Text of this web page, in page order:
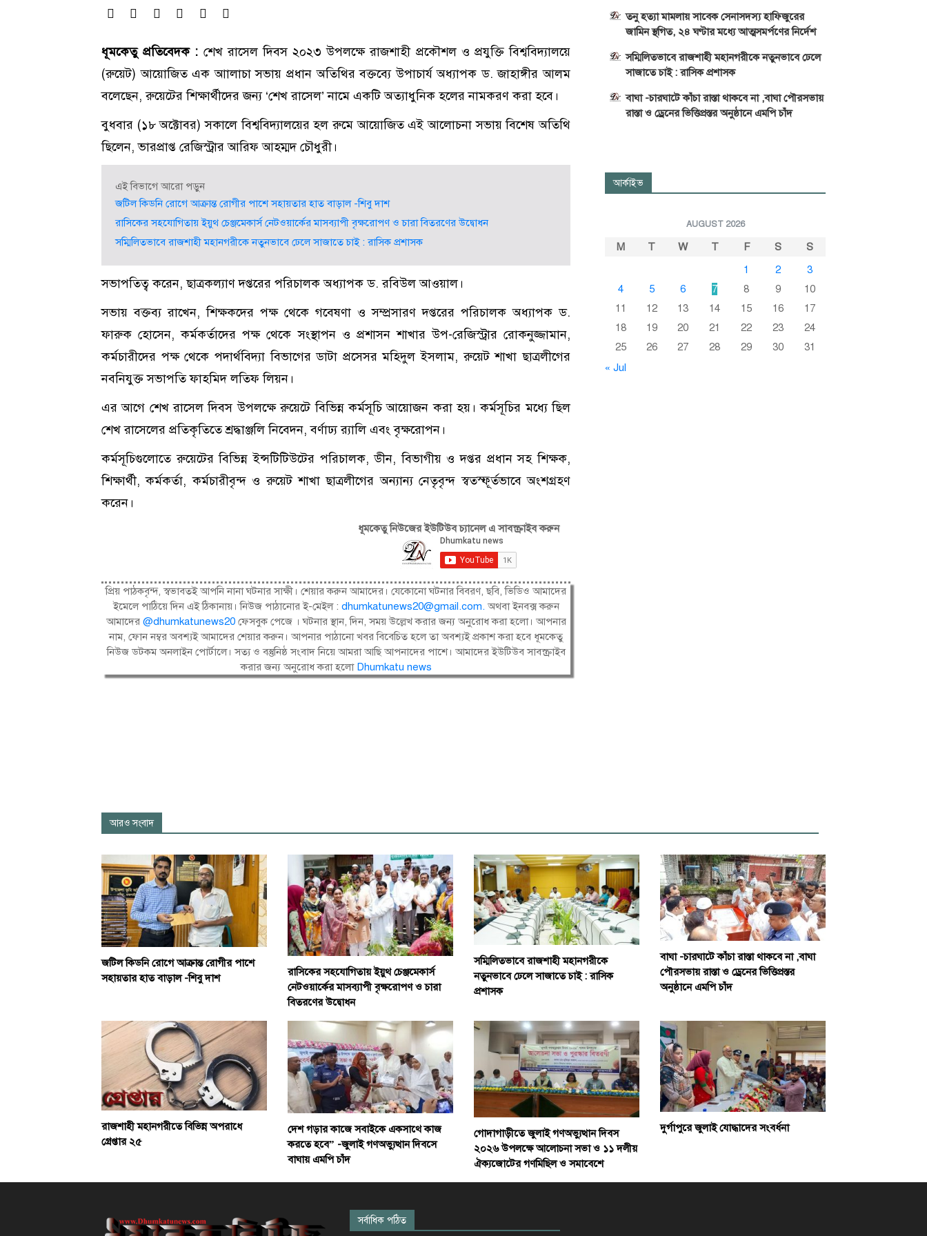
ধূমকেতু প্রতিবেদক : শেখ রাসেল দিবস ২০২৩ উপলক্ষে রাজশাহী প্রকৌশল ও প্রযুক্তি বিশ্ববিদ্যালয়ে
(রুয়েট) আয়োজিত এক আালাচা সভায় প্রধান অতিথির বক্তব্যে উপাচার্য অধ্যাপক ড. জাহাঙ্গীর আলম
বলেছেন, রুয়েটের শিক্ষার্থীদের জন্য ‘শেখ রাসেল’ নামে একটি অত্যাধুনিক হলের নামকরণ করা হবে।
বুধবার (১৮ অক্টোবর) সকালে বিশ্ববিদ্যালয়ের হল রুমে আয়োজিত এই আলোচনা সভায় বিশেষ অতিথি
ছিলেন, ভারপ্রাপ্ত রেজিস্ট্রার আরিফ আহম্মদ চৌধুরী।
এই বিভাগে আরো পড়ুন
জটিল কিডনি রোগে আক্রান্ত রোগীর পাশে সহায়তার হাত বাড়াল -শিবু দাশ
রাসিকের সহযোগিতায় ইয়ুথ চেঞ্জমেকার্স নেটওয়ার্কের মাসব্যাপী বৃক্ষরোপণ ও চারা বিতরণের উদ্বোধন
সম্মিলিতভাবে রাজশাহী মহানগরীকে নতুনভাবে ঢেলে সাজাতে চাই : রাসিক প্রশাসক
সভাপতিত্ব করেন, ছাত্রকল্যাণ দপ্তরের পরিচালক অধ্যাপক ড. রবিউল আওয়াল।
সভায় বক্তব্য রাখেন, শিক্ষকদের পক্ষ থেকে গবেষণা ও সম্প্রসারণ দপ্তরের পরিচালক অধ্যাপক ড.
ফারুক হোসেন, কর্মকর্তাদের পক্ষ থেকে সংস্থাপন ও প্রশাসন শাখার উপ-রেজিস্ট্রার রোকনুজ্জামান,
কর্মচারীদের পক্ষ থেকে পদার্থবিদ্যা বিভাগের ডাটা প্রসেসর মহিদুল ইসলাম, রুয়েট শাখা ছাত্রলীগের
নবনিযুক্ত সভাপতি ফাহমিদ লতিফ লিয়ন।
এর আগে শেখ রাসেল দিবস উপলক্ষে রুয়েটে বিভিন্ন কর্মসূচি আয়োজন করা হয়। কর্মসূচির মধ্যে ছিল
শেখ রাসেলের প্রতিকৃতিতে শ্রদ্ধাঞ্জলি নিবেদন, বর্ণাঢ্য র‌্যালি এবং বৃক্ষরোপন।
কর্মসূচিগুলোতে রুয়েটের বিভিন্ন ইন্সটিটিউটের পরিচালক, ডীন, বিভাগীয় ও দপ্তর প্রধান সহ শিক্ষক,
শিক্ষার্থী, কর্মকর্তা, কর্মচারীবৃন্দ ও রুয়েট শাখা ছাত্রলীগের অন্যান্য নেতৃবৃন্দ স্বতস্ফূর্তভাবে অংশগ্রহণ
করেন।
ধূমকেতু নিউজের ইউটিউব চ্যানেল এ সাবস্ক্রাইব করুন
প্রিয় পাঠকবৃন্দ, স্বভাবতই আপনি নানা ঘটনার সাক্ষী। শেয়ার করুন আমাদের। যেকোনো ঘটনার বিবরণ, ছবি, ভিডিও আমাদের
ইমেলে পাঠিয়ে দিন এই ঠিকানায়। নিউজ পাঠানোর ই-মেইল : dhumkatunews20@gmail.com. অথবা ইনবক্স করুন
আমাদের@dhumkatunews20 ফেসবুক পেজে । ঘটনার স্থান, দিন, সময় উল্লেখ করার জন্য অনুরোধ করা হলো। আপনার
নাম, ফোন নম্বর অবশ্যই আমাদের শেয়ার করুন। আপনার পাঠানো খবর বিবেচিত হলে তা অবশ্যই প্রকাশ করা হবে ধূমকেতু
নিউজ ডটকম অনলাইন পোর্টালে। সত্য ও বস্তুনিষ্ঠ সংবাদ নিয়ে আমরা আছি আপনাদের পাশে। আমাদের ইউটিউব সাবস্ক্রাইব
করার জন্য অনুরোধ করা হলো Dhumkatu news
তনু হত্যা মামলায় সাবেক সেনাসদস্য হাফিজুরের
জামিন স্থগিত, ২৪ ঘণ্টার মধ্যে আত্মসমর্পণের নির্দেশ
সম্মিলিতভাবে রাজশাহী মহানগরীকে নতুনভাবে ঢেলে
সাজাতে চাই : রাসিক প্রশাসক
বাঘা -চারঘাটে কাঁচা রাস্তা থাকবে না ,বাঘা পৌরসভায়
রাস্তা ও ড্রেনের ভিত্তিপ্রস্তর অনুষ্ঠানে এমপি চাঁদ
আর্কাইভ
AUGUST 2026
M T W T F S
S
1
2
3
4
5 6 7 8 9
10
11
12 13 14 15 16
17
18
19 20 21 22 23
24
25
26 27 28 29 30
31
« Jul
আরও সংবাদ
জটিল কিডনি রোগে আক্রান্ত রোগীর পাশে
সহায়তার হাত বাড়াল -শিবু দাশ
রাসিকের সহযোগিতায় ইয়ুথ চেঞ্জমেকার্স
নেটওয়ার্কের মাসব্যাপী বৃক্ষরোপণ ও চারা
বিতরণের উদ্বোধন
সম্মিলিতভাবে রাজশাহী মহানগরীকে
নতুনভাবে ঢেলে সাজাতে চাই : রাসিক
প্রশাসক
বাঘা -চারঘাটে কাঁচা রাস্তা থাকবে না ,বাঘা
পৌরসভায় রাস্তা ও ড্রেনের ভিত্তিপ্রস্তর
অনুষ্ঠানে এমপি চাঁদ
রাজশাহী মহানগরীতে বিভিন্ন অপরাধে
গ্রেপ্তার ২৫
দেশ গড়ার কাজে সবাইকে একসাথে কাজ
করতে হবে” -জুলাই গণঅভ্যুত্থান দিবসে
বাঘায় এমপি চাঁদ
গোদাগাড়ীতে জুলাই গণঅভ্যুত্থান দিবস
২০২৬ উপলক্ষে আলোচনা সভা ও ১১ দলীয়
ঐক্যজোটের গণমিছিল ও সমাবেশে
দুর্গাপুরে জুলাই যোদ্ধাদের সংবর্ধনা
সর্বাধিক পঠিত